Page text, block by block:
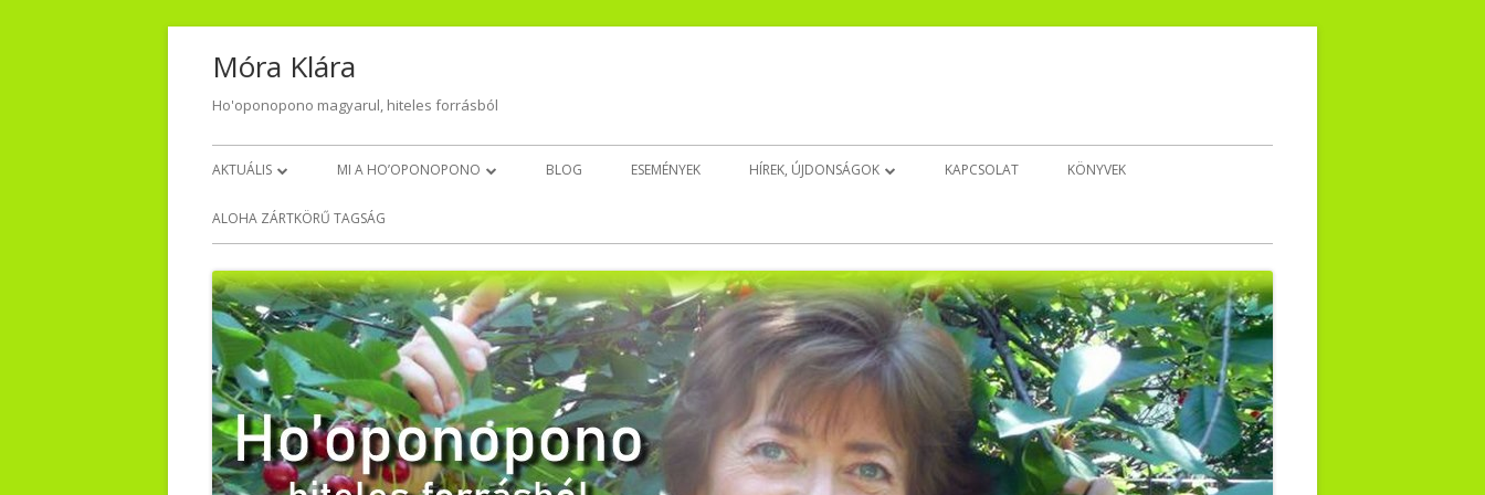
Móra Klára
Ho'oponopono magyarul, hiteles forrásból
Primary
Menu
AKTUÁLIS
NAPI HÁLA
MI A HO’OPONOPONO
VISSZAJELZÉSEK – TŐLETEK
BLOG ESEMÉNYEK HÍREK, ÚJDONSÁGOK
BELSŐ GYERMEK DÉDELGETŐ ÚJ!
ALUDJ JÓL!
EZT NYISD KI, HA…
EGÉSZSÉGEDRE!
KAPCSOLAT KÖNYVEK
ALOHA ZÁRTKÖRŰ TAGSÁG